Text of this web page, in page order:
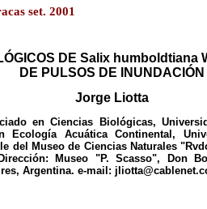
set. 2001
DE Salix humboldtiana
DE PULSOS DE INUNDACIÓN
Jorge Liotta
en Ciencias Biológicas,
Ecología Acuática Continental,
del Museo de Ciencias Naturales
Museo "P. Scasso", Don
Argentina. e-mail: